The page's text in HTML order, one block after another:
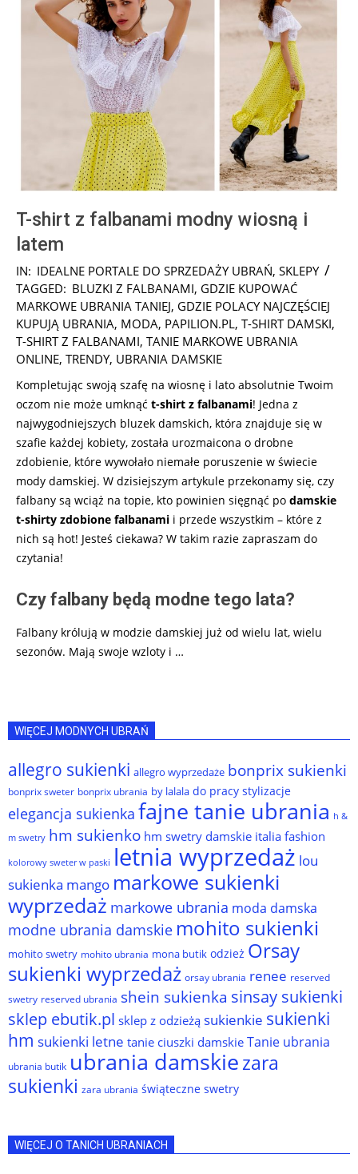
T-shirt z falbanami modny wiosną i
latem
2025-
04-
01
IN: IDEALNE PORTALE DO SPRZEDAŻY UBRAŃ, SKLEPY
TAGGED: BLUZKI Z FALBANAMI, GDZIE KUPOWAĆ
MARKOWE UBRANIA TANIEJ, GDZIE POLACY NAJCZĘŚCIEJ
KUPUJĄ UBRANIA, MODA, PAPILION.PL, T-SHIRT DAMSKI,
T-SHIRT Z FALBANAMI, TANIE MARKOWE UBRANIA
ONLINE, TRENDY, UBRANIA DAMSKIE
Kompletując swoją szafę na wiosnę i lato absolutnie Twoim
oczom nie może umknąć t-shirt z falbanami! Jedna z
najwygodniejszych bluzek damskich, która znajduje się w
szafie każdej kobiety, została urozmaicona o drobne
zdobienie, które wywołało niemałe poruszenie w świecie
mody damskiej. W dzisiejszym artykule przekonamy się, czy
falbany są wciąż na topie, kto powinien sięgnąć po damskie
t-shirty zdobione falbanami i przede wszystkim – które z
nich są hot! Jesteś ciekawa? W takim razie zapraszam do
czytania!
Czy falbany będą modne tego lata?
Falbany królują w modzie damskiej już od wielu lat, wielu
sezonów. Mają swoje wzloty i …
WIĘCEJ MODNYCH UBRAŃ
allegro sukienki allegro wyprzedaże bonprix sukienki
bonprix sweter bonprix ubrania by lalala do pracy stylizacje
elegancja sukienka fajne tanie ubrania h &
m swetry hm sukienko hm swetry damskie italia fashion
kolorowy sweter w paski letnia wyprzedaż lou
sukienka mango markowe sukienki
wyprzedaż markowe ubrania moda damska
modne ubrania damskie mohito sukienki
mohito swetry mohito ubrania mona butik odzież Orsay
sukienki wyprzedaż orsay ubrania renee reserved
swetry reserved ubrania shein sukienka sinsay sukienki
sklep ebutik.pl sklep z odzieżą sukienkie sukienki
hm sukienki letne tanie ciuszki damskie Tanie ubrania
ubrania butik ubrania damskiezara
sukienki zara ubrania świąteczne swetry
WIĘCEJ O TANICH UBRANIACH